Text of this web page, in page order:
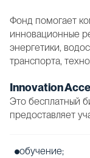
Фонд помогает
инновационные
энергетики,
транспорта,
Innovation
Это бесплатный
предоставляет
обучение;